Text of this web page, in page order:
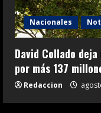
Nacionales
David Collado
por más 137
Redaccion